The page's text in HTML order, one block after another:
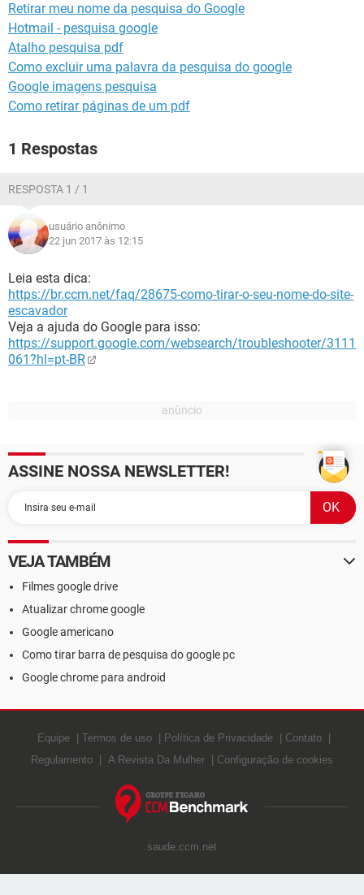
Retirar meu nome da pesquisa do Google
Hotmail - pesquisa google
Atalho pesquisa pdf
Como excluir uma palavra da pesquisa do google
Google imagens pesquisa
Como retirar páginas de um pdf
1 Respostas
RESPOSTA 1 / 1
usuário anônimo
22 jun 2017 às 12:15
Leia esta dica:
https://br.ccm.net/faq/28675-como-tirar-o-seu-nome-do-site-
escavador
Veja a ajuda do Google para isso:
https://support.google.com/websearch/troubleshooter/3111
061?hl=pt-BR
ASSINE NOSSA NEWSLETTER!
VEJA TAMBÉM
Filmes google drive
Atualizar chrome google
Google americano
Como tirar barra de pesquisa do google pc
Google chrome para android
Equipe Termos de uso Política de Privacidade
Contato
Regulamento
A Revista Da Mulher Configuração de cookies
saude.ccm.net